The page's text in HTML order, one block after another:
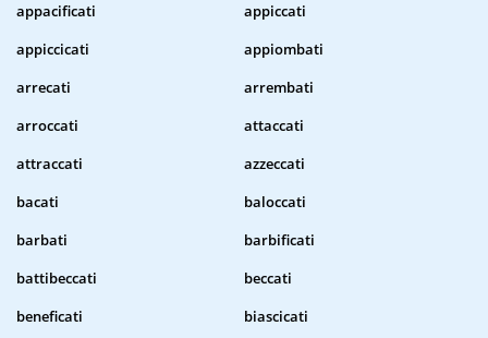
appacificati
appiccati
appiccicati
appiombati
arrecati
arrembati
arroccati
attaccati
attraccati
azzeccati
bacati
baloccati
barbati
barbificati
battibeccati
beccati
beneficati
biascicati